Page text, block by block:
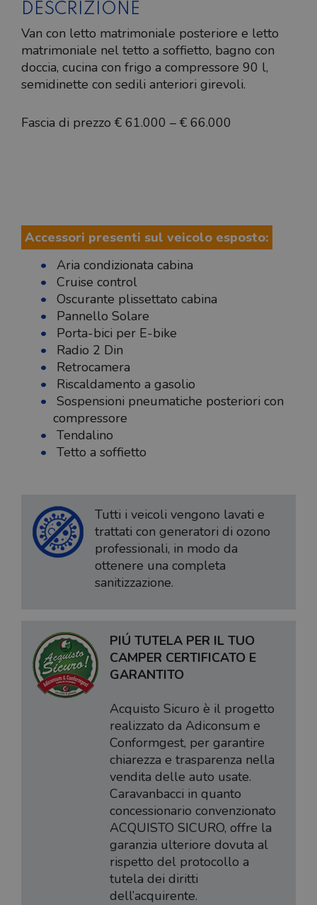
DESCRIZIONE
Van con letto matrimoniale posteriore e letto
matrimoniale nel tetto a soffietto, bagno con
doccia, cucina con frigo a compressore 90 l,
semidinette con sedili anteriori girevoli.
Fascia di prezzo € 61.000 – € 66.000
Accessori presenti sul veicolo esposto:
Aria condizionata cabina
Cruise control
Oscurante plissettato cabina
Pannello Solare
Porta-bici per E-bike
Radio 2 Din
Retrocamera
Riscaldamento a gasolio
Sospensioni pneumatiche posteriori con
compressore
Tendalino
Tetto a soffietto
Tutti i veicoli vengono lavati e
trattati con generatori di ozono
professionali, in modo da
ottenere una completa
sanitizzazione.
PIÚ TUTELA PER IL TUO
CAMPER CERTIFICATO E
GARANTITO
Acquisto Sicuro è il progetto
realizzato da Adiconsum e
Conformgest, per garantire
chiarezza e trasparenza nella
vendita delle auto usate.
Caravanbacci in quanto
concessionario convenzionato
ACQUISTO SICURO, offre la
garanzia ulteriore dovuta al
rispetto del protocollo a
tutela dei diritti
dell’acquirente.